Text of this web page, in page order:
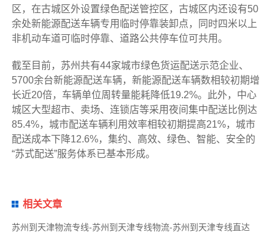
区，在古城区外设置绿色配送管控区，古城区内还设有50
余处新能源配送车辆专用临时停靠装卸点，同时四米以上
非机动车道可临时停靠、道路公共停车位可共用。
截至目前，苏州共有44家城市绿色货运配送示范企业、
5700余台新能源配送车辆，新能源配送车辆数相较初期增
长近20倍，车辆单位周转量能耗降低19.2%。此外，中心
城区大型超市、卖场、连锁店等采用夜间集中配送比例达
85.4%，城市配送车辆利用效率相较初期提高21%，城市
配送成本下降12.6%，集约、高效、绿色、智能、安全的
“苏式配送”服务体系已基本形成。
相关文章
苏州到天津物流专线-苏州到天津专线物流-苏州到天津专线直达